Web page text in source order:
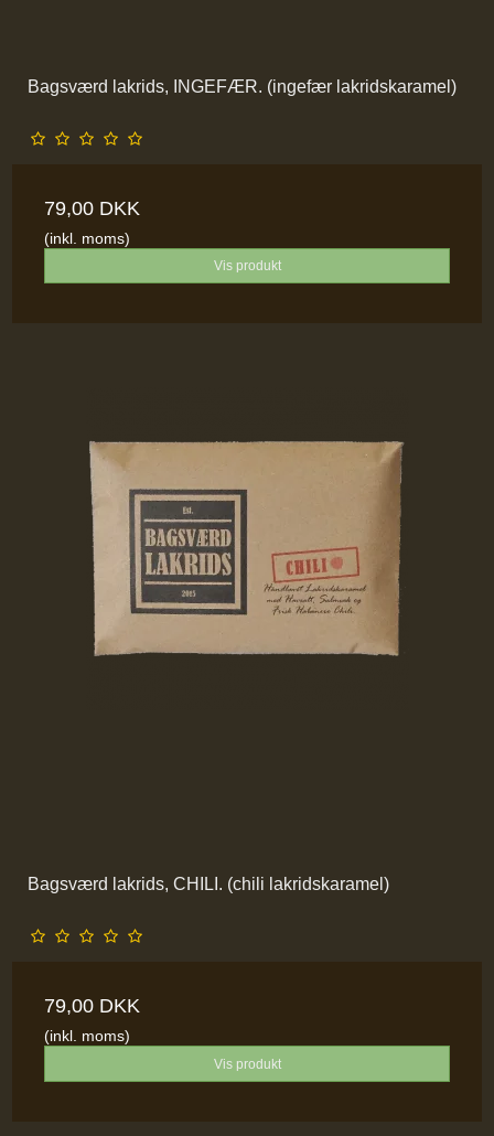
Bagsværd lakrids, INGEFÆR. (ingefær lakridskaramel)
79,00 DKK
(inkl. moms)
Vis produkt
Bagsværd lakrids, CHILI. (chili lakridskaramel)
79,00 DKK
(inkl. moms)
Vis produkt